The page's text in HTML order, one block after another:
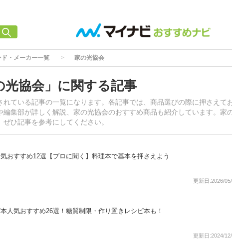
ド・メーカー一覧 家の光協会
協会」に関する記事
ている記事の一覧になります。各記事では、商品選びの際に押さえて
編集部が詳しく解説、家の光協会のおすすめ商品も紹介しています。家
ひ記事を参考にしてください。
おすすめ12選【プロに聞く】料理本で基本を押さえよう
更新日:2026/
人気おすすめ26選！糖質制限・作り置きレシピ本も！
更新日:2024/